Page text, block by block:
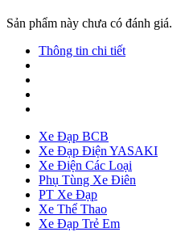
Sản phẩm này chưa có đánh giá.
Thông tin chi tiết
Xe Đạp BCB
Xe Đạp Điện YASAKI
Xe Điện Các Loại
Phụ Tùng Xe Điên
PT Xe Đạp
Xe Thể Thao
Xe Đạp Trẻ Em